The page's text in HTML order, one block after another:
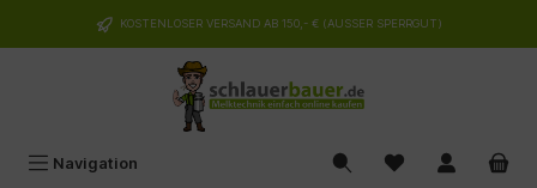
springen KOSTENLOSER VERSAND AB 150,- € (AUSSER SPERRGUT)
Navigation